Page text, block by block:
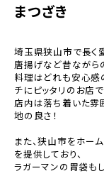
まつざき
埼玉県狭山市で長く
唐揚げなど昔ながら
料理はどれも安心感
チにピッタリのお店で
店内は落ち着いた雰
地の良さ！
また、狭山市をホー
を提供しており、
ラガーマンの胃袋も